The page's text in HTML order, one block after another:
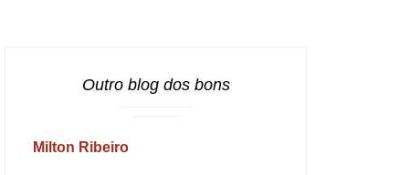
Outro blog dos bons
Milton Ribeiro